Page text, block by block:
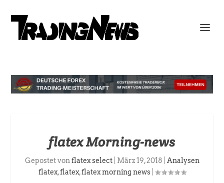
flatex Morning-news
Gepostet vonflatex select| März 19, 2018
Analysen
flatex,flatex,flatex morning news|